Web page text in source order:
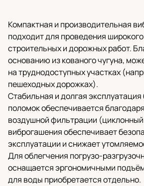
Компактная и производительная
подходит для проведения
строительных и дорожных работ.
основанию из кованого чугуна,
на труднодоступных участках
пешеходных дорожках).
Стабильная и долгая эксплуатация
поломок обеспечивается
воздушной фильтрации
виброгашения обеспечивает
эксплуатации и снижает
Для облегчения погрузо-
оснащается эргономичными
для воды приобретается отдельно.